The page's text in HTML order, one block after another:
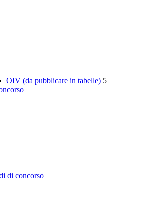
OIV (da pubblicare in tabelle) 5
di concorso